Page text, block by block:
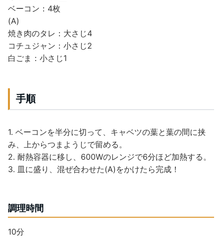
ベーコン：4枚
(A)
焼き肉のタレ：大さじ4
コチュジャン：小さじ2
白ごま：小さじ1
手順
1. ベーコンを半分に切って、キャベツの葉と葉の間に挟
み、上からつまようじで留める。
2. 耐熱容器に移し、600Wのレンジで6分ほど加熱する。
3. 皿に盛り、混ぜ合わせた(A)をかけたら完成！
調理時間
10分